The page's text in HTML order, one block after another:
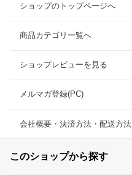
ショップのトップページへ
商品カテゴリ一覧へ
ショップレビューを見る
メルマガ登録(PC)
会社概要・決済方法・配送方法
このショップから探す